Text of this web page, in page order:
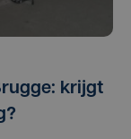
krijgt